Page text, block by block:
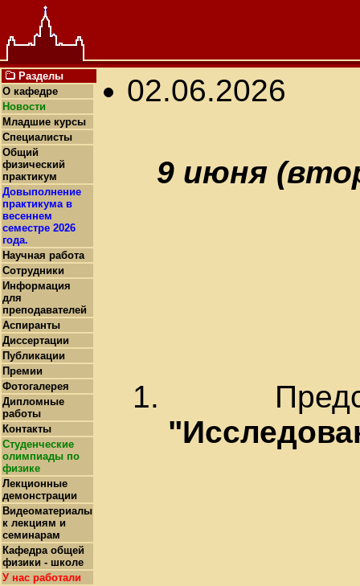
Разделы
О кафедре
Новости
Младшие курсы
Специалисты
Общий
физический
практикум
Довыполнение
практикума в
весеннем
семестре 2026
года.
Научная работа
Сотрудники
Информация
для
преподавателей
Аспиранты
Диссертации
Публикации
Премии
Фотогалерея
Дипломные
работы
Контакты
Студенческие
олимпиады по
физике
Лекционные
демонстрации
Видеоматериалы
к лекциям и
семинарам
Кафедра общей
физики - школе
У нас работали
02.06.2026
9 июня